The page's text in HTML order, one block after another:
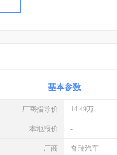
基本参数
厂商指导价 14.49万
本地报价 -
厂商 奇瑞汽车